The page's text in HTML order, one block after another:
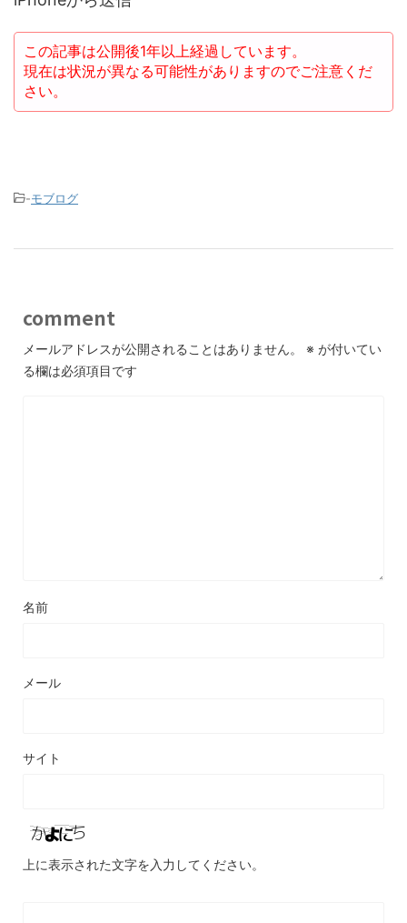
この記事は公開後1年以上経過しています。
現在は状況が異なる可能性がありますのでご注意くだ
さい。
-モブログ
comment
メールアドレスが公開されることはありません。 ※ が付いてい
る欄は必須項目です
名前
メール
サイト
上に表示された文字を入力してください。